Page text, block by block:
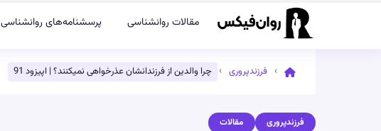
مقالات روانشناسی پرسشنامه‌های روانشناسی
› فرزندپروری › چرا والدین از فرزندانشان عذرخواهی نمیکنند؟ | اپیزود 91
فرزندپروری مقالات